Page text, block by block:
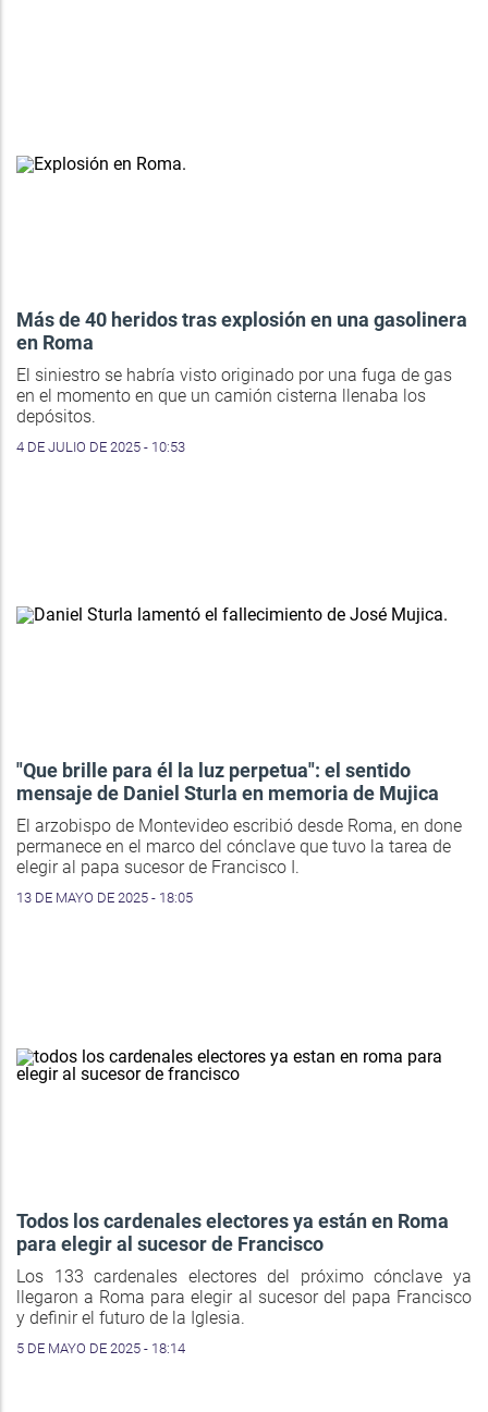
Más de 40 heridos tras explosión en una gasolinera
en Roma
El siniestro se habría visto originado por una fuga de gas
en el momento en que un camión cisterna llenaba los
depósitos.
4 DE JULIO DE 2025 - 10:53
"Que brille para él la luz perpetua": el sentido
mensaje de Daniel Sturla en memoria de Mujica
El arzobispo de Montevideo escribió desde Roma, en done
permanece en el marco del cónclave que tuvo la tarea de
elegir al papa sucesor de Francisco I.
13 DE MAYO DE 2025 - 18:05
Todos los cardenales electores ya están en Roma
para elegir al sucesor de Francisco
Los 133 cardenales electores del próximo cónclave ya
llegaron a Roma para elegir al sucesor del papa Francisco
y definir el futuro de la Iglesia.
5 DE MAYO DE 2025 - 18:14